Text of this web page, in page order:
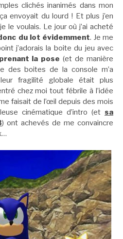
clichés inanimés dans mon
envoyait du lourd ! Et plus j’en
le voulais. Le jour où j’ai acheté
du lot évidemment. Je me
j’adorais la boite du jeu avec
la pose(et de manière
des boites de la console m’a
fragilité globale était plus
chez moi tout fébrile à l’idée
faisait de l’œil depuis des mois
cinématique d’intro (et sa
) ont achevés de me convaincre